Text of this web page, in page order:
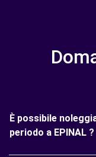
È possibile
periodo a EPINAL ?